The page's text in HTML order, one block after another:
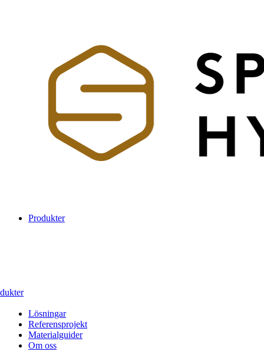
Produkter
Lösningar
Referensprojekt
Materialguider
Om oss